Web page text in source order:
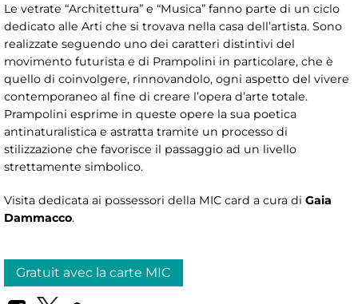
Le vetrate “Architettura” e “Musica” fanno parte di un ciclo
dedicato alle Arti che si trovava nella casa dell’artista. Sono
realizzate seguendo uno dei caratteri distintivi del
movimento futurista e di Prampolini in particolare, che è
quello di coinvolgere, rinnovandolo, ogni aspetto del vivere
contemporaneo al fine di creare l’opera d’arte totale.
Prampolini esprime in queste opere la sua poetica
antinaturalistica e astratta tramite un processo di
stilizzazione che favorisce il passaggio ad un livello
strettamente simbolico.
Visita dedicata ai possessori della MIC card a cura di Gaia
Dammacco.
Gratuit avec la carte MIC